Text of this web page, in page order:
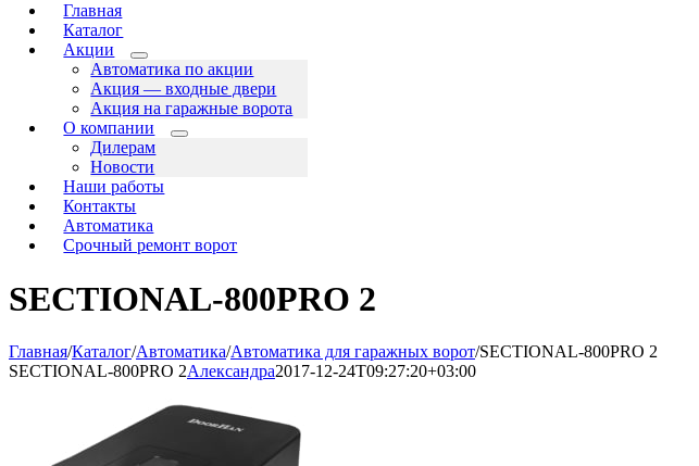
Главная
Каталог
Акции
Автоматика по акции
Акция — входные двери
Акция на гаражные ворота
О компании
Дилерам
Новости
Наши работы
Контакты
Автоматика
Срочный ремонт ворот
SECTIONAL-800PRO 2
Главная/Каталог/Автоматика/Автоматика для гаражных ворот/SECTIONAL-800PRO 2
SECTIONAL-800PRO 2Александра2017-12-24T09:27:20+03:00